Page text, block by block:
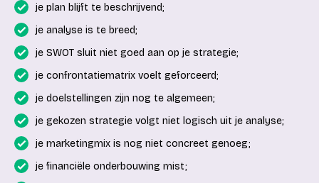
je plan blijft te beschrijvend;
je analyse is te breed;
je SWOT sluit niet goed aan op je strategie;
je confrontatiematrix voelt geforceerd;
je doelstellingen zijn nog te algemeen;
je gekozen strategie volgt niet logisch uit je analyse;
je marketingmix is nog niet concreet genoeg;
je financiële onderbouwing mist;